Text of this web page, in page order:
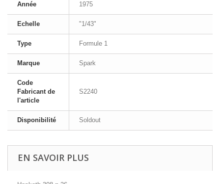
Année 1975
Echelle "1/43"
Type Formule 1
Marque Spark
Code
Fabricant de
l'article
S2240
Disponibilité Soldout
EN SAVOIR PLUS